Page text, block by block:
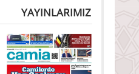
YAYINLARIMIZ